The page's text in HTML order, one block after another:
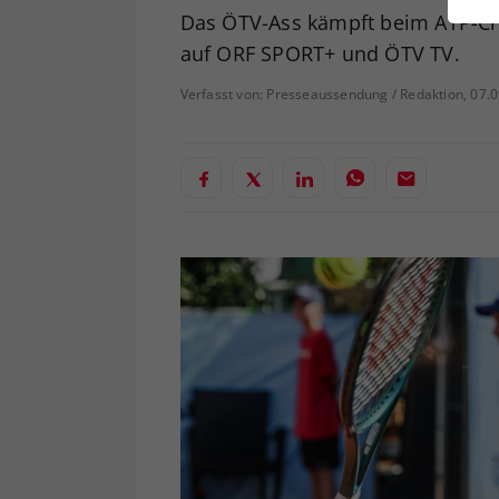
Das ÖTV-Ass kämpft beim
auf ORF SPORT+ und ÖTV TV.
Verfasst von: Presseaussendung / Redaktion,